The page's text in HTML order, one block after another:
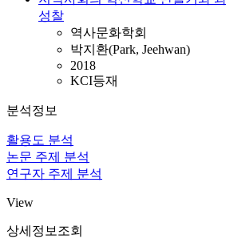
성찰
역사문화학회
박지환(Park, Jeehwan)
2018
KCI등재
분석정보
활용도 분석
논문 주제 분석
연구자 주제 분석
View
상세정보조회